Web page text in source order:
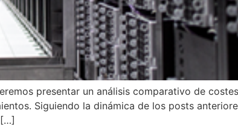
presentar un análisis comparativo de
Siguiendo la dinámica de los posts